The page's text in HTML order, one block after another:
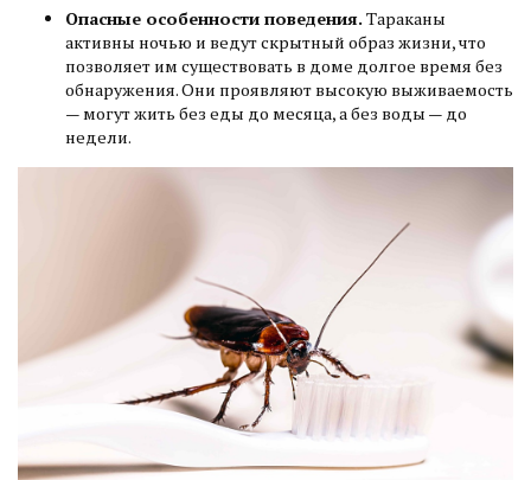
Опасные особенности поведения.Тараканы
активны ночью и ведут скрытный образ жизни, что
позволяет им существовать в доме долгое время без
обнаружения. Они проявляют высокую выживаемость
— могут жить без еды до месяца, а без воды — до
недели.